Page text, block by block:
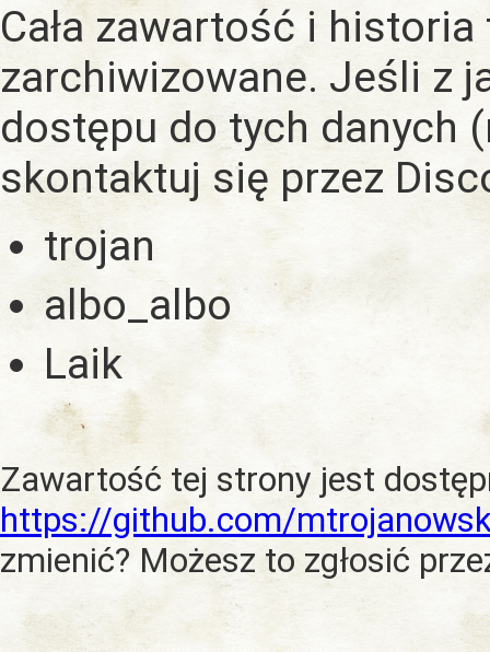
Cała zawartość i historia
zarchiwizowane. Jeśli z
dostępu do tych danych
skontaktuj się przez
trojan
albo_albo
Laik
Zawartość tej strony jest
https://github.com/
zmienić? Możesz to zgłosić